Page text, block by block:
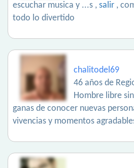
escuchar musica y ...s , salir ,
todo lo divertido
chalitodel69
46 años de
Hombre libre
ganas de conocer nuevas
vivencias y momentos